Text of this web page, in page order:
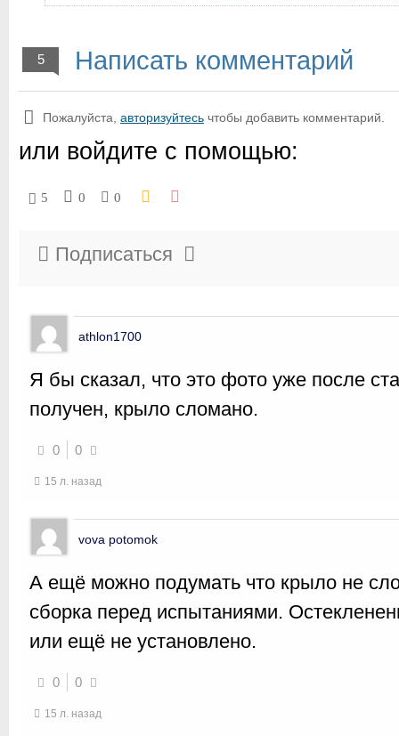
5 Написать комментарий
Пожалуйста, авторизуйтесь чтобы добавить комментарий.
или войдите с помощью:
5 0 0
Подписаться
athlon1700
Я бы сказал, что это фото уже после
получен, крыло сломано.
0 0
15 л. назад
vova potomok
А ещё можно подумать что крыло не
сборка перед испытаниями.
или ещё не установлено.
0 0
15 л. назад